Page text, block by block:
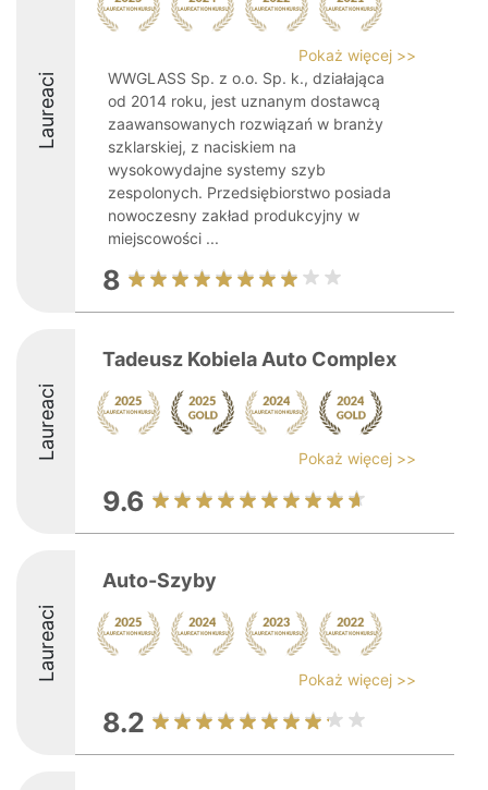
Laureaci
Pokaż więcej >>
WWGLASS Sp. z o.o. Sp. k., działająca
od 2014 roku, jest uznanym dostawcą
zaawansowanych rozwiązań w branży
szklarskiej, z naciskiem na
wysokowydajne systemy szyb
zespolonych. Przedsiębiorstwo posiada
nowoczesny zakład produkcyjny w
miejscowości ...
8
Laureaci
Tadeusz Kobiela Auto Complex
Pokaż więcej >>
9.6
Laureaci
Auto-Szyby
Pokaż więcej >>
8.2